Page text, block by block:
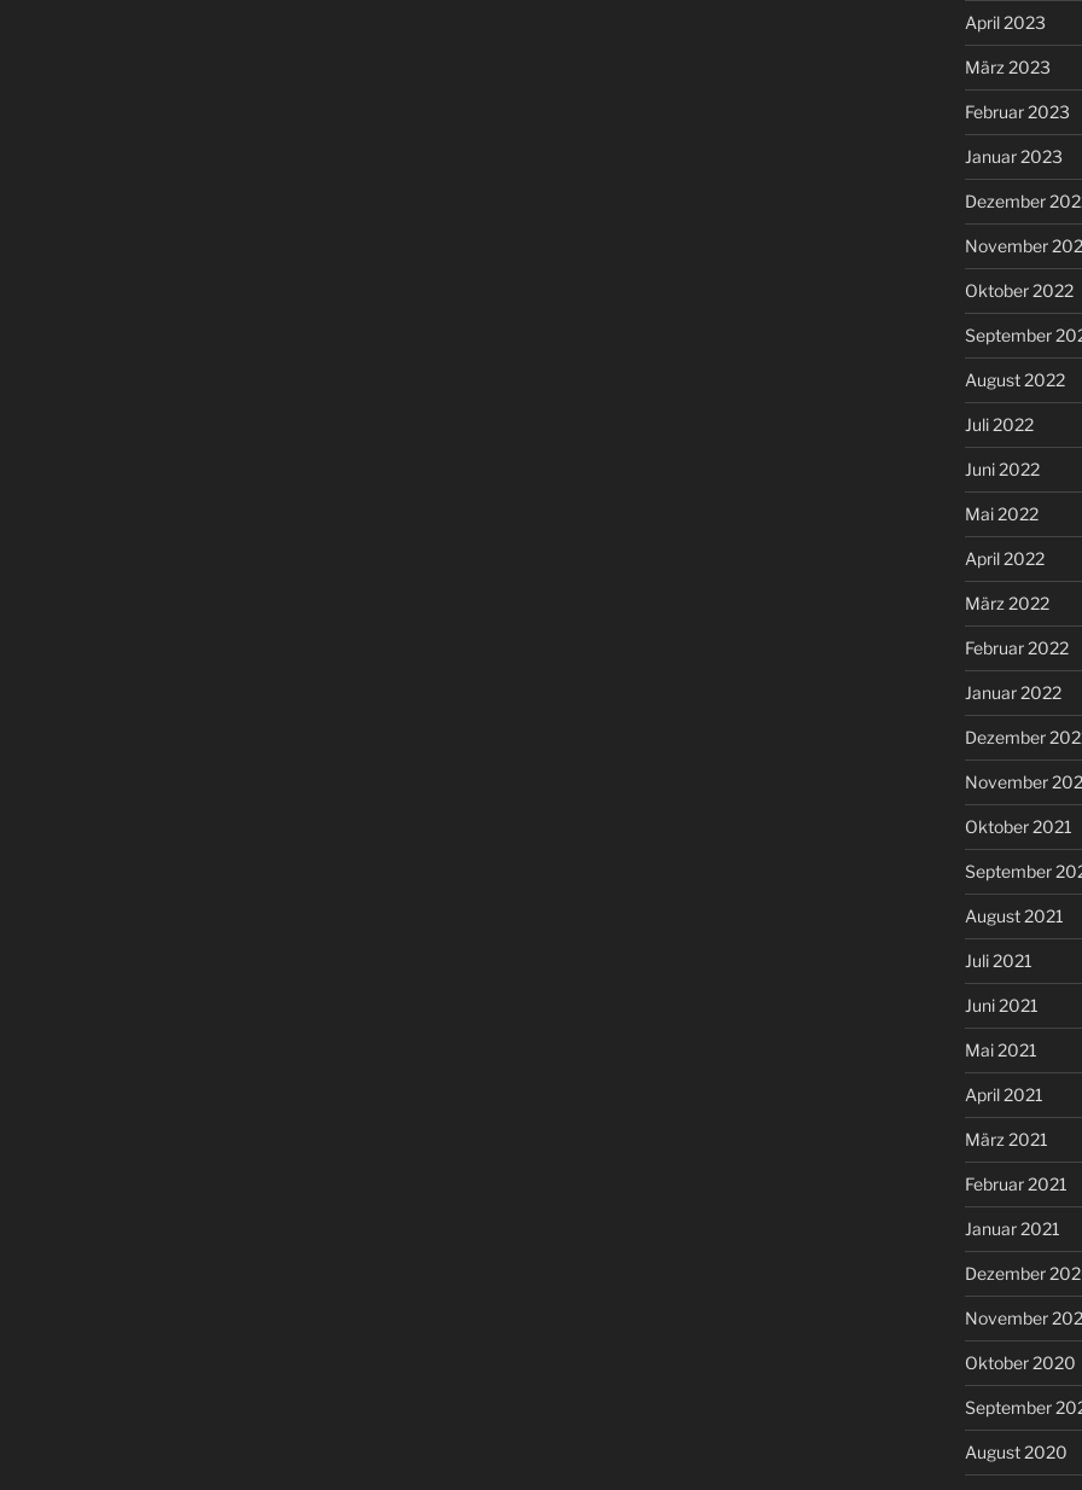
April 2023
März 2023
Februar 2023
Januar 2023
Dezember
November
Oktober 2022
September
August 2022
Juli 2022
Juni 2022
Mai 2022
April 2022
März 2022
Februar 2022
Januar 2022
Dezember
November
Oktober 2021
September
August 2021
Juli 2021
Juni 2021
Mai 2021
April 2021
März 2021
Februar 2021
Januar 2021
Dezember
November
Oktober 2020
September
August 2020